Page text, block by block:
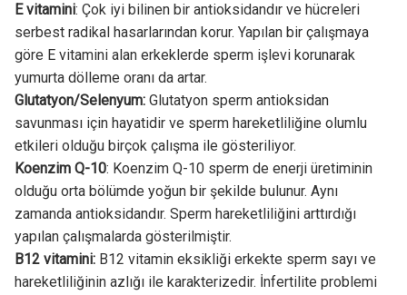
E vitamini: Çok iyi bilinen bir antioksidandır ve hücreleri
serbest radikal hasarlarından korur. Yapılan bir çalışmaya
göre E vitamini alan erkeklerde sperm işlevi korunarak
yumurta dölleme oranı da artar.
Glutatyon/Selenyum:Glutatyon sperm antioksidan
savunması için hayatidir ve sperm hareketliliğine olumlu
etkileri olduğu birçok çalışma ile gösteriliyor.
Koenzim Q-10: Koenzim Q-10 sperm de enerji üretiminin
olduğu orta bölümde yoğun bir şekilde bulunur. Aynı
zamanda antioksidandır. Sperm hareketliliğini arttırdığı
yapılan çalışmalarda gösterilmiştir.
B12 vitamini:B12 vitamin eksikliği erkekte sperm sayı ve
hareketliliğinin azlığı ile karakterizedir. İnfertilite problemi